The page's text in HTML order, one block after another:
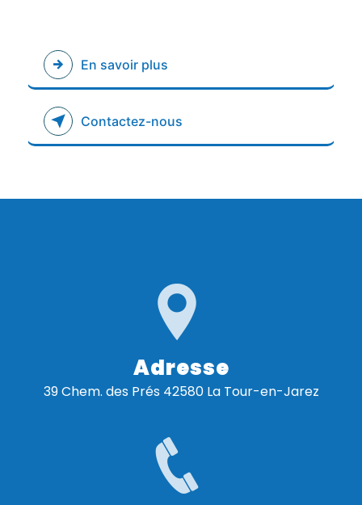
En savoir plus
Contactez-nous
Adresse
39 Chem. des Prés 42580 La Tour-en-Jarez